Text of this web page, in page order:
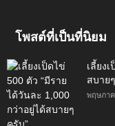
โพสต์ที่เป็นที่นิยม
เลี้ยง
สบาย
พฤษภา